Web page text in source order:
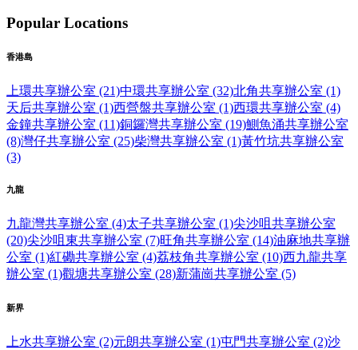
Popular Locations
香港島
上環共享辦公室 (21)中環共享辦公室 (32)北角共享辦公室 (1)
天后共享辦公室 (1)西營盤共享辦公室 (1)西環共享辦公室 (4)
金鐘共享辦公室 (11)銅鑼灣共享辦公室 (19)鰂魚涌共享辦公室
(8)灣仔共享辦公室 (25)柴灣共享辦公室 (1)黃竹坑共享辦公室
(3)
九龍
九龍灣共享辦公室 (4)太子共享辦公室 (1)尖沙咀共享辦公室
(20)尖沙咀東共享辦公室 (7)旺角共享辦公室 (14)油麻地共享辦
公室 (1)紅磡共享辦公室 (4)荔枝角共享辦公室 (10)西九龍共享
辦公室 (1)觀塘共享辦公室 (28)新蒲崗共享辦公室 (5)
新界
上水共享辦公室 (2)元朗共享辦公室 (1)屯門共享辦公室 (2)沙